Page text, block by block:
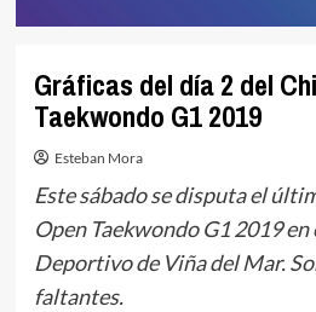
Gráficas del día 2 del
Taekwondo G1 2019
Esteban Mora
Este sábado se disputa el
Open Taekwondo G1 2019
Deportivo de Viña del Mar.
faltantes.